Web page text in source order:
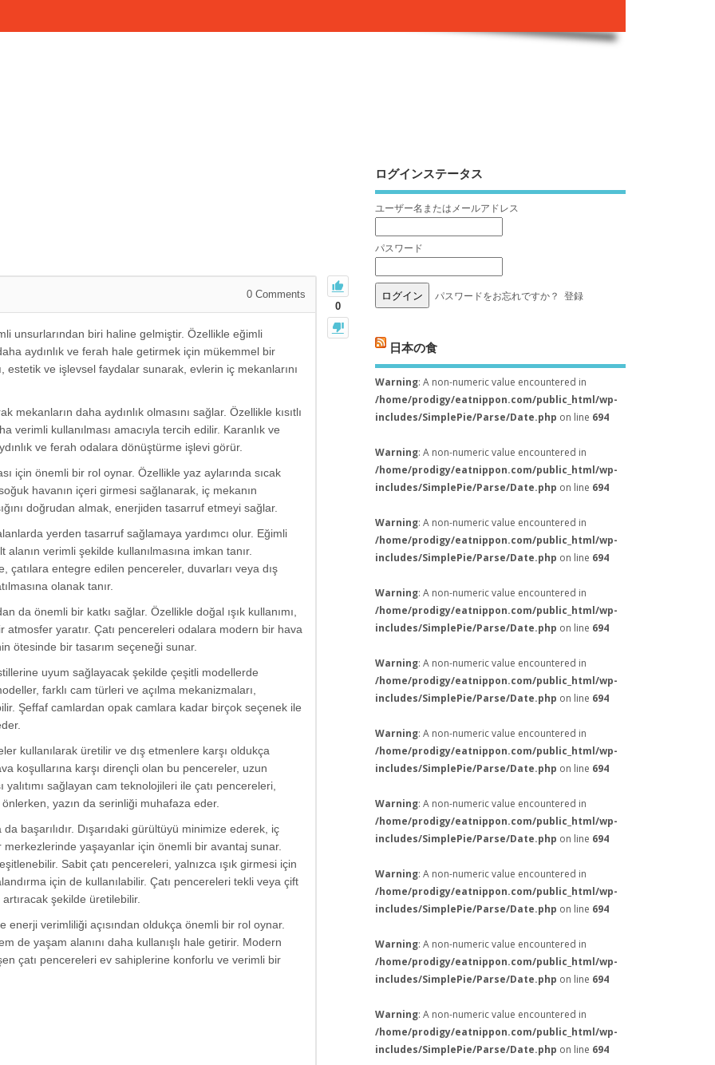
0
0Comments
unsurlarından biri haline gelmiştir. Özellikle eğimli
aydınlık ve ferah hale getirmek için mükemmel bir
estetik ve işlevsel faydalar sunarak, evlerin iç mekanlarını
mekanların daha aydınlık olmasını sağlar. Özellikle kısıtlı
verimli kullanılması amacıyla tercih edilir. Karanlık ve
ve ferah odalara dönüştürme işlevi görür.
için önemli bir rol oynar. Özellikle yaz aylarında sıcak
havanın içeri girmesi sağlanarak, iç mekanın
doğrudan almak, enerjiden tasarruf etmeyi sağlar.
yerden tasarruf sağlamaya yardımcı olur. Eğimli
verimli şekilde kullanılmasına imkan tanır.
çatılara entegre edilen pencereler, duvarları veya dış
olanak tanır.
da önemli bir katkı sağlar. Özellikle doğal ışık kullanımı,
atmosfer yaratır. Çatı pencereleri odalara modern bir hava
ötesinde bir tasarım seçeneği sunar.
uyum sağlayacak şekilde çeşitli modellerde
farklı cam türleri ve açılma mekanizmaları,
Şeffaf camlardan opak camlara kadar birçok seçenek ile
kullanılarak üretilir ve dış etmenlere karşı oldukça
koşullarına karşı dirençli olan bu pencereler, uzun
sağlayan cam teknolojileri ile çatı pencereleri,
önlerken, yazın da serinliği muhafaza eder.
başarılıdır. Dışarıdaki gürültüyü minimize ederek, iç
yaşayanlar için önemli bir avantaj sunar.
Sabit çatı pencereleri, yalnızca ışık girmesi için
için de kullanılabilir. Çatı pencereleri tekli veya çift
şekilde üretilebilir.
enerji verimliliği açısından oldukça önemli bir rol oynar.
de yaşam alanını daha kullanışlı hale getirir. Modern
çatı pencereleri ev sahiplerine konforlu ve verimli bir
ログインステータス
ユーザー名またはメールアドレス
パスワード
パスワードをお忘れですか？ 登録
日本の食
Warning: A non-numeric value encountered in
/home/prodigy/eatnippon.com/public_html/wp-
includes/SimplePie/Parse/Date.php on line 694
Warning: A non-numeric value encountered in
/home/prodigy/eatnippon.com/public_html/wp-
includes/SimplePie/Parse/Date.php on line 694
Warning: A non-numeric value encountered in
/home/prodigy/eatnippon.com/public_html/wp-
includes/SimplePie/Parse/Date.php on line 694
Warning: A non-numeric value encountered in
/home/prodigy/eatnippon.com/public_html/wp-
includes/SimplePie/Parse/Date.php on line 694
Warning: A non-numeric value encountered in
/home/prodigy/eatnippon.com/public_html/wp-
includes/SimplePie/Parse/Date.php on line 694
Warning: A non-numeric value encountered in
/home/prodigy/eatnippon.com/public_html/wp-
includes/SimplePie/Parse/Date.php on line 694
Warning: A non-numeric value encountered in
/home/prodigy/eatnippon.com/public_html/wp-
includes/SimplePie/Parse/Date.php on line 694
Warning: A non-numeric value encountered in
/home/prodigy/eatnippon.com/public_html/wp-
includes/SimplePie/Parse/Date.php on line 694
Warning: A non-numeric value encountered in
/home/prodigy/eatnippon.com/public_html/wp-
includes/SimplePie/Parse/Date.php on line 694
Warning: A non-numeric value encountered in
/home/prodigy/eatnippon.com/public_html/wp-
includes/SimplePie/Parse/Date.php on line 694